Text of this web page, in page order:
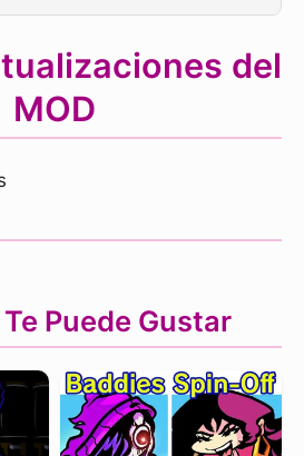
del
MOD
Puede Gustar